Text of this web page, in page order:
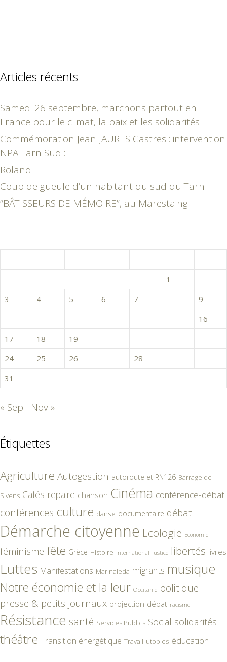
Articles récents
Samedi 26 septembre, marchons partout en
France pour le climat, la paix et les solidarités !
Commémoration Jean JAURES Castres : intervention
NPA Tarn Sud :
Roland
Coup de gueule d’un habitant du sud du Tarn
“BÂTISSEURS DE MÉMOIRE”, au Marestaing
1
3
4 5 6 7
9
16
17
18 19
24
25 26 28
31
« Sep Nov »
Étiquettes
Agriculture Autogestion autoroute et RN126 Barrage de
Sivens Cafés-repaire chanson Cinéma conférence-débat
conférences culture danse documentaire débat
Démarche citoyenne Ecologie Economie
féminisme fête Grèce Histoire International justice libertés livres
Luttes Manifestations Marinaleda migrants musique
Notre économie et la leur Occitanie politique
presse & petits journaux projection-débat racisme
Résistance santé Services Publics Social solidarités
théâtre Transition énergétique Travail utopies éducation